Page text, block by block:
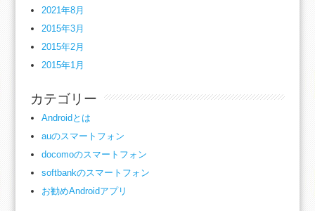
2021年8月
2015年3月
2015年2月
2015年1月
カテゴリー
Androidとは
auのスマートフォン
docomoのスマートフォン
softbankのスマートフォン
お勧めAndroidアプリ